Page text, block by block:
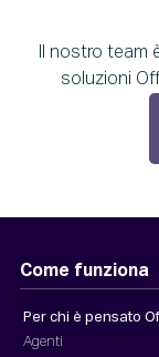
Il nostro
soluzioni
Come funziona
Per chi è pensato
Agenti